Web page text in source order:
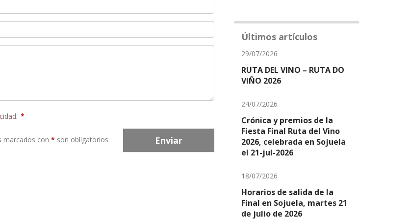
. *
marcados con * son obligatorios Enviar
Últimos artículos
29/07/2026
RUTA DEL VINO – RUTA DO
VIÑO 2026
24/07/2026
Crónica y premios de la
Fiesta Final Ruta del Vino
2026, celebrada en Sojuela
el 21-jul-2026
18/07/2026
Horarios de salida de la
Final en Sojuela, martes 21
de julio de 2026